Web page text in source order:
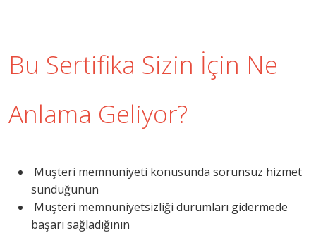
Bu Sertifika Sizin İçin Ne
Anlama Geliyor?
Müşteri memnuniyeti konusunda sorunsuz hizmet
sunduğunun
Müşteri memnuniyetsizliği durumları gidermede
başarı sağladığının